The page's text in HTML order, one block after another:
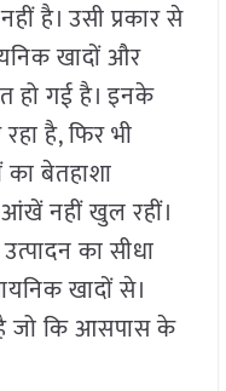
है। उसी प्रकार से
खादों और
हो गई है। इनके
है, फिर भी
बेतहाशा
नहीं खुल रहीं।
का सीधा
खादों से।
है जो कि आसपास के